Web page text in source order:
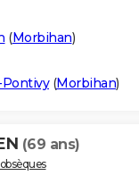
(Morbihan)
Pontivy(Morbihan)
(69 ans)